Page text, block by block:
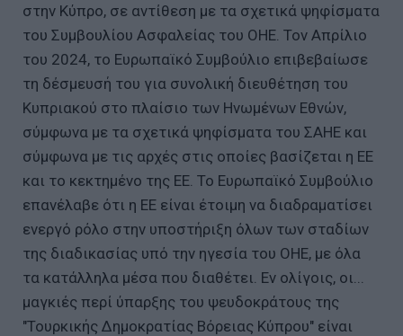
στην Κύπρο, σε αντίθεση με τα σχετικά ψηφίσματα
του Συμβουλίου Ασφαλείας του ΟΗΕ. Τον Απρίλιο
του 2024, το Ευρωπαϊκό Συμβούλιο επιβεβαίωσε
τη δέσμευσή του για συνολική διευθέτηση του
Κυπριακού στο πλαίσιο των Ηνωμένων Εθνών,
σύμφωνα με τα σχετικά ψηφίσματα του ΣΑΗΕ και
σύμφωνα με τις αρχές στις οποίες βασίζεται η ΕΕ
και το κεκτημένο της ΕΕ. Το Ευρωπαϊκό Συμβούλιο
επανέλαβε ότι η ΕΕ είναι έτοιμη να διαδραματίσει
ενεργό ρόλο στην υποστήριξη όλων των σταδίων
της διαδικασίας υπό την ηγεσία του ΟΗΕ, με όλα
τα κατάλληλα μέσα που διαθέτει. Εν ολίγοις, οι...
μαγκιές περί ύπαρξης του ψευδοκράτους της
"Τουρκικής Δημοκρατίας Βόρειας Κύπρου" είναι